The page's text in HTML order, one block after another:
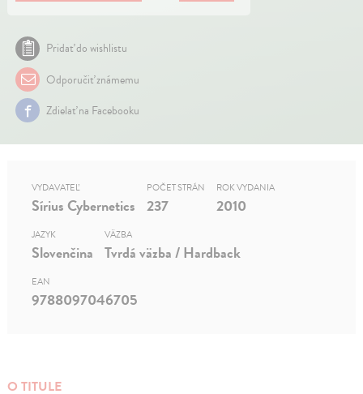
Pridať do wishlistu
Odporučiť známemu
Zdielať na Facebooku
O TITULE
VYDAVATEĽ
Sírius Cybernetics
POČET STRÁN
237
ROK VYDANIA
2010
JAZYK
Slovenčina
VÄZBA
Tvrdá väzba / Hardback
EAN
9788097046705